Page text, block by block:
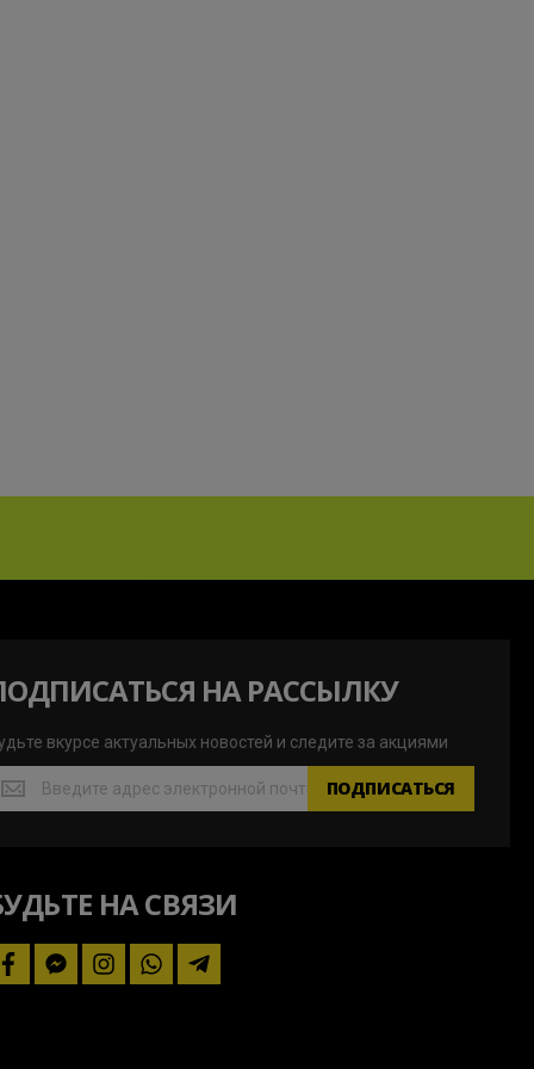
НА РАССЫЛКУ
вкурсе актуальных новостей и следите за акциями
ПОДПИСАТЬСЯ
НА СВЯЗИ
facebookfacebook-
messenger
instagram
whatsapptelegram-
plane